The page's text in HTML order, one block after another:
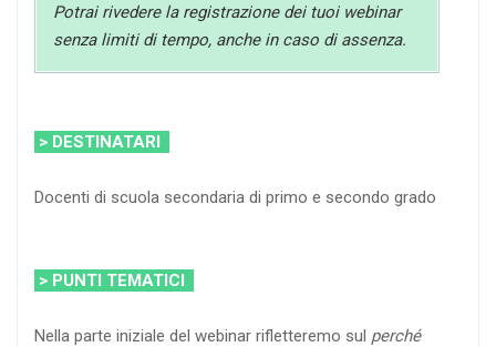
Potrai rivedere la registrazione dei tuoi webinar
senza limiti di tempo, anche in caso di assenza.
> DESTINATARI
Docenti di scuola secondaria di primo e secondo grado
> PUNTI TEMATICI
Nella parte iniziale del webinar rifletteremo sul perché